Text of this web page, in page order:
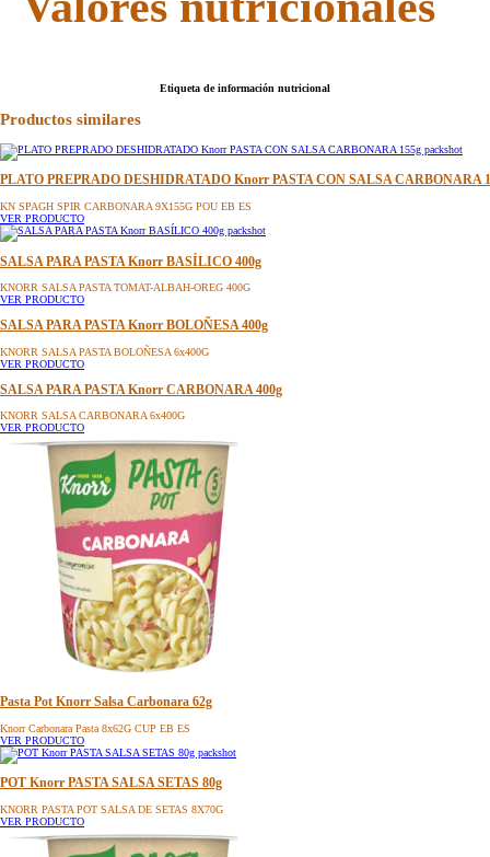
Etiqueta de información nutricional
Productos similares
PLATO PREPRADO DESHIDRATADO Knorr PASTA CON SALSA CARBONARA
KN SPAGH SPIR CARBONARA 9X155G POU EB ES
VER PRODUCTO
SALSA PARA PASTA Knorr BASÍLICO 400g
KNORR SALSA PASTA TOMAT-ALBAH-OREG 400G
VER PRODUCTO
SALSA PARA PASTA Knorr BOLOÑESA 400g
KNORR SALSA PASTA BOLOÑESA 6x400G
VER PRODUCTO
SALSA PARA PASTA Knorr CARBONARA 400g
KNORR SALSA CARBONARA 6x400G
VER PRODUCTO
Pasta Pot Knorr Salsa Carbonara 62g
Knorr Carbonara Pasta 8x62G CUP EB ES
VER PRODUCTO
POT Knorr PASTA SALSA SETAS 80g
KNORR PASTA POT SALSA DE SETAS 8X70G
VER PRODUCTO